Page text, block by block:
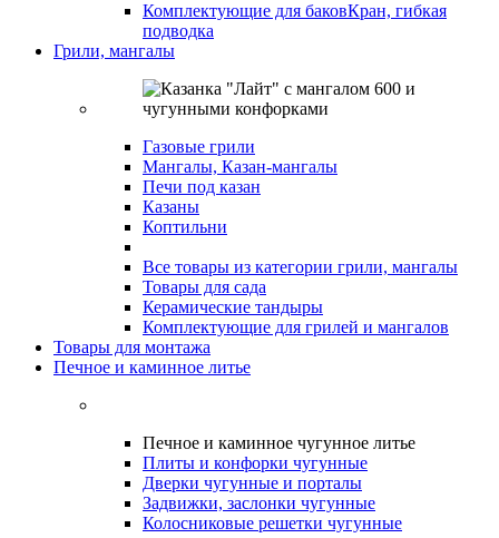
Комплектующие для баковКран, гибкая
подводка
Грили, мангалы
Газовые грили
Мангалы, Казан-мангалы
Печи под казан
Казаны
Коптильни
Все товары из категории грили, мангалы
Товары для сада
Керамические тандыры
Комплектующие для грилей и мангалов
Товары для монтажа
Печное и каминное литье
Печное и каминное чугунное литье
Плиты и конфорки чугунные
Дверки чугунные и порталы
Задвижки, заслонки чугунные
Колосниковые решетки чугунные